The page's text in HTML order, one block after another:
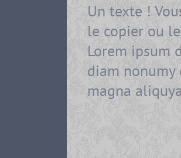
Un texte !
le copier ou
Lorem ipsum
diam
magna